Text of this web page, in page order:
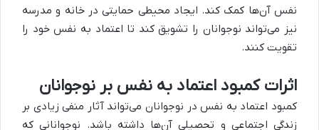
نفس آن‌ها کمک کند. ایجاد محیطی حمایتی در خانه و مدرسه
نیز می‌تواند نوجوانان را تشویق کند تا اعتماد به نفس خود را
تقویت کنند.
اثرات کمبود اعتماد به نفس بر نوجوانان
کمبود اعتماد به نفس در نوجوانان می‌تواند آثار منفی زیادی بر
زندگی اجتماعی و تحصیلی آن‌ها داشته باشد. نوجوانانی که